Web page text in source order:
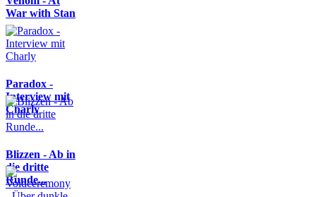
War with Stan
Paradox -
Interview mit
Charly
Blizzen - Ab in
die dritte
Runde...